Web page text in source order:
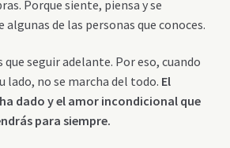
Porque siente, piensa y se
de las personas que conoces.
que seguir adelante. Por eso, cuando
lado, no se marcha del todo. El
dado y el amor incondicional que
para siempre.